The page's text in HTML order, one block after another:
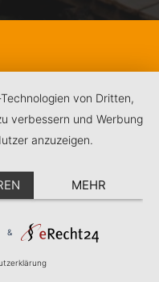
von Dritten,
verbessern und Werbung
anzuzeigen.
MEHR
&